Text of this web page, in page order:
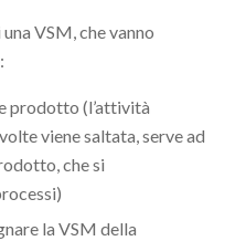
VSM, che vanno
prodotto (l’attività
viene saltata, serve ad
che si
la VSM della